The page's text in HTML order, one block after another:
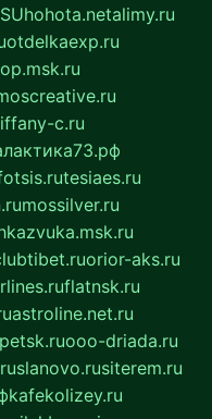
hohota.netalimy.ru
otdelkaexp.ru
c.ru
tesiaes.ru
mossilver.ru
orior-aks.ru
flatnsk.ru
astroline.net.ru
ooo-driada.ru
siterem.ru
kafekolizey.ru